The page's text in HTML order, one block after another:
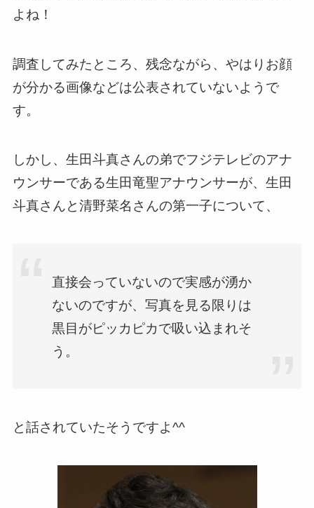
よね！
調査してみたところ、残念ながら、やはりお顔
が分かる画像などは公表されていないようで
す。
しかし、生田斗真さんの弟でフジテレビのアナ
ウンサーである生田竜聖アナウンサーが、生田
斗真さんと清野菜名さんの第一子について、
直接会っていないので実感が湧か
ないのですが、写真を見る限りは
黒目がピッカピカで吸い込まれそ
う。
と話されていたそうですよ^^